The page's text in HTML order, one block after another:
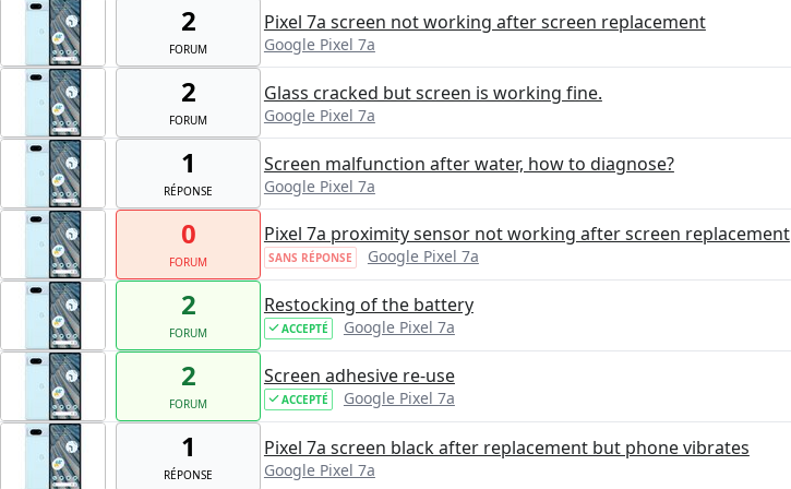
2
FORUM
Pixel 7a screen not working after screen replacement
Google Pixel 7a
2
FORUM
Glass cracked but screen is working fine.
Google Pixel 7a
1
RÉPONSE
Screen malfunction after water, how to diagnose?
Google Pixel 7a
0
FORUM
Pixel 7a proximity sensor not working after screen replacement
SANS RÉPONSE Google Pixel 7a
2
FORUM
Restocking of the battery
ACCEPTÉ Google Pixel 7a
2
FORUM
Screen adhesive re-use
ACCEPTÉ Google Pixel 7a
1
RÉPONSE
Pixel 7a screen black after replacement but phone vibrates
Google Pixel 7a